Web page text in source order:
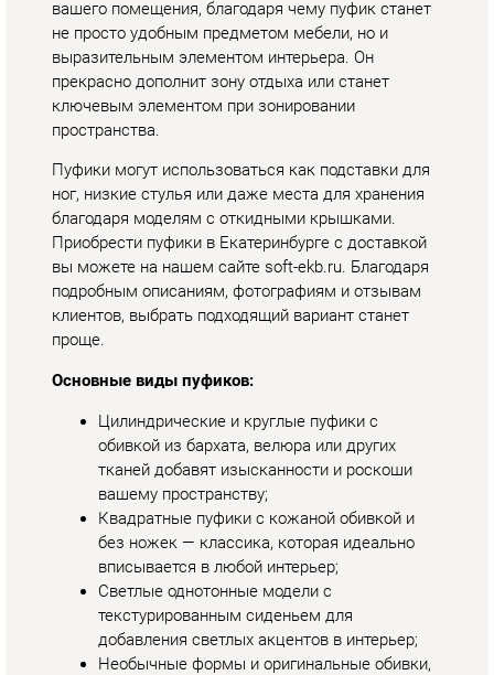
ног, низкие стулья или даже места для хранения
благодаря моделям с откидными крышками.
Приобрести пуфики в Екатеринбурге с доставкой
вы можете на нашем сайте soft-ekb.ru. Благодаря
подробным описаниям, фотографиям и отзывам
клиентов, выбрать подходящий вариант станет
Основные виды пуфиков:
Цилиндрические и круглые пуфики с
обивкой из бархата, велюра или других
тканей добавят изысканности и роскоши
вашему пространству;
Квадратные пуфики с кожаной обивкой и
без ножек — классика, которая идеально
Светлые однотонные модели с
текстурированным сиденьем для
добавления светлых акцентов в интерьер;
Необычные формы и оригинальные обивки,
которые станут ярким элементом вашего
дома или офиса;
Пуфики с вместительным отделением для
хранения, удобные и практичные в
использовании.
Эти небольшие, но многофункциональные
элементы мебели могут стать вашими любимыми
местами для отдыха и релаксации. Пуфик от